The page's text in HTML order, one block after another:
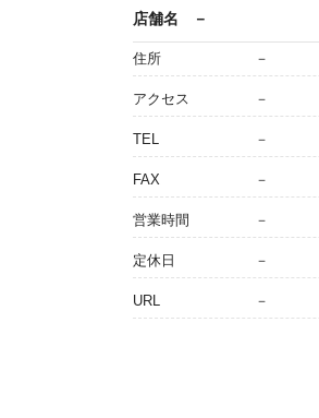
店舗名 －
住所 －
アクセス －
TEL －
FAX －
営業時間 －
定休日 －
URL －